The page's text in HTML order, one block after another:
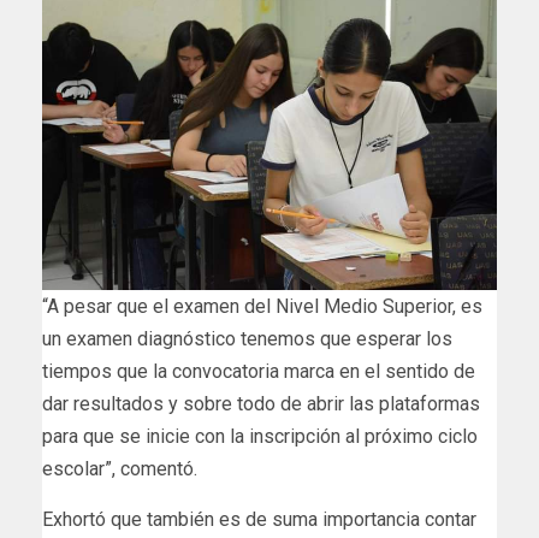
“A pesar que el examen del Nivel Medio Superior, es
un examen diagnóstico tenemos que esperar los
tiempos que la convocatoria marca en el sentido de
dar resultados y sobre todo de abrir las plataformas
para que se inicie con la inscripción al próximo ciclo
escolar”, comentó.
Exhortó que también es de suma importancia contar